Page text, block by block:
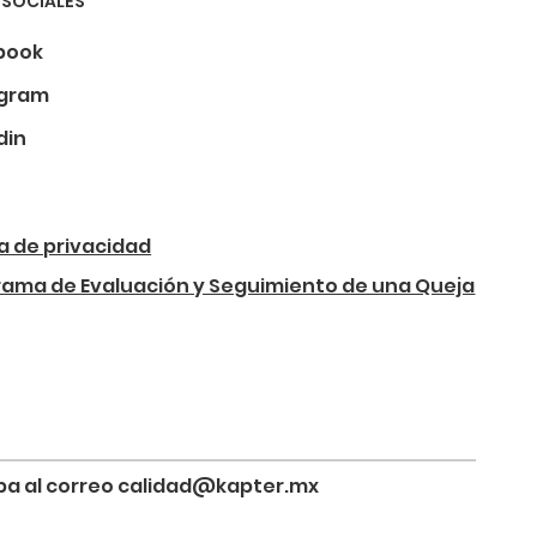
de privacidad
de Evaluación y Seguimiento de una Queja
al correo calidad@kapter.mx